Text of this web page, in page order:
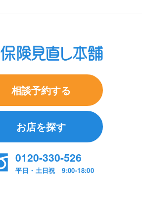
相談予約する
お店を探す
0120-330-526
平日・土日祝 9:00-18:00